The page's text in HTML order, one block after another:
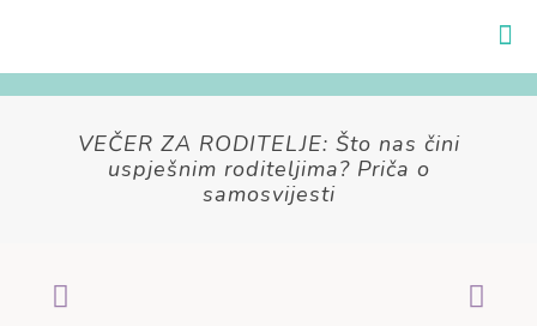
VEČER ZA RODITELJE: Što nas čini
uspješnim roditeljima? Priča o
samosvijesti